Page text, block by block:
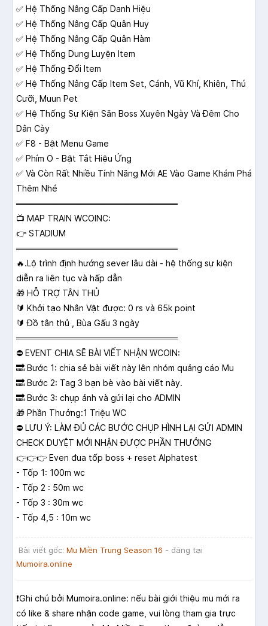
✅ Hệ Thống Nâng Cấp Danh Hiệu
✅ Hệ Thống Nâng Cấp Quân Huy
✅ Hệ Thống Nâng Cấp Quân Hàm
✅ Hệ Thống Dung Luyện Item
✅ Hệ Thống Đổi Item
✅ Hệ Thống Nâng Cấp Item Set, Cánh, Vũ Khí, Khiên, Thú
Cưỡi, Muun Pet
✅ Hệ Thống Sự Kiện Săn Boss Xuyên Ngày Và Đêm Cho
Dân Cày
✅ F8 - Bật Menu Game
✅ Phím O - Bật Tắt Hiệu Ứng
✅ Và Còn Rất Nhiều Tính Năng Mới AE Vào Game Khám Phá
Thêm Nhé
═══════════════════════════
📺 MAP TRAIN WCOINC:
👉 STADIUM
═══════════════════════════
🔥.Lộ trình định hướng sever lâu dài - hệ thống sự kiện
diễn ra liên tục và hấp dẫn
🎁 HỖ TRỢ TÂN THỦ
🔰 Khởi tạo Nhân Vật được: 0 rs và 65k point
🔰 Đồ tân thủ , Bùa Gấu 3 ngày
═══════════════════════════
⛔️ EVENT CHIA SẼ BÀI VIẾT NHẬN WCOIN:
🔜 Bước 1: chia sẻ bài viết này lên nhóm quảng cáo Mu
🔜 Bước 2: Tag 3 bạn bè vào bài viết này.
🔜 Bước 3: chụp ảnh và gửi lại cho ADMIN
🎁 Phần Thưởng:1 Triệu WC
⛔ LƯU Ý: LÀM ĐỦ CÁC BƯỚC CHỤP HÌNH LẠI GỬI ADMIN
CHECK DUYỆT MỚI NHẬN ĐƯỢC PHẦN THƯỞNG
👉👉👉 Even đua tốp boss + reset Alphatest
- Tốp 1: 100m wc
- Tốp 2 : 50m wc
- Tốp 3 : 30m wc
- Tốp 4,5 : 10m wc
Bài viết gốc: Mu Miền Trung Season 16 - đăng tại
Mumoira.online
❗️Ghi chú bởi Mumoira.online: nếu bài giới thiệu mu mới ra
có like & share nhận code game, vui lòng tham gia trực